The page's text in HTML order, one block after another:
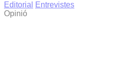
Editorial
Entrevistes
Opinió